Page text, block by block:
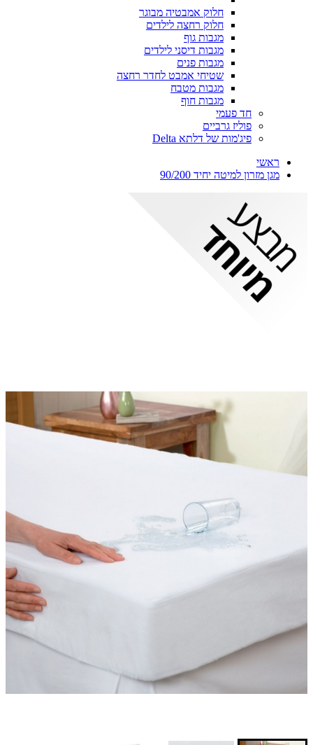
חלוק אמבטיה מבוגר
חלוק רחצה לילדים
מגבות גוף
מגבות דיסני לילדים
מגבות פנים
שטיחי אמבט לחדר רחצה
מגבות מטבח
מגבות חוף
חד פעמי
פוליז גרביים
פיג'מות של דלתא Delta
ראשי
מגן מזרון למיטה יחיד 90/200